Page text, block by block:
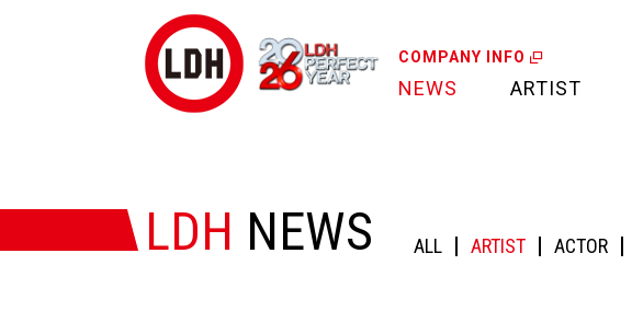
COMPANY INFO
NEWS ARTIST
LDH NEWS ALL ARTIST ACTOR